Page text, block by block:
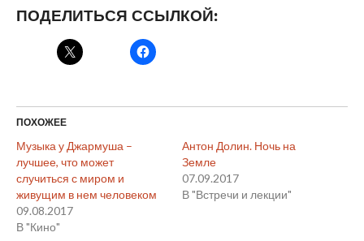
ПОДЕЛИТЬСЯ ССЫЛКОЙ:
ПОХОЖЕЕ
Музыка у Джармуша –
лучшее, что может
случиться с миром и
живущим в нем человеком
09.08.2017
В "Кино"
Антон Долин. Ночь на
Земле
07.09.2017
В "Встречи и лекции"